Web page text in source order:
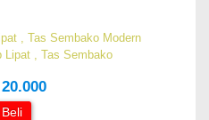
Lipat , Tas Sembako
Beli